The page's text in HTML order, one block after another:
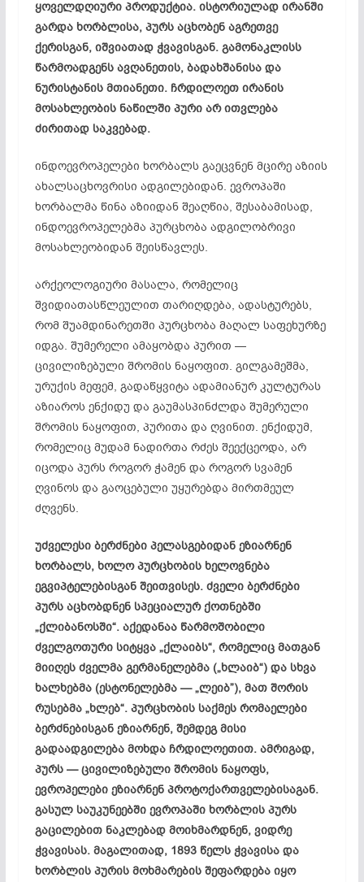
ყოველდღიური პროდუქტია. ისტორიულად ირანში
გარდა ხორბლისა, პურს აცხობენ აგრეთვე
ქერისგან, იშვიათად ჭვავისგან. გამონაკლისს
წარმოადგენს ავღანეთის, ბადახშანისა და
ნურისტანის მთიანეთი. ჩრდილოეთ ირანის
მოსახლეობის ნაწილში პური არ ითვლება
ძირითად საკვებად.
ინდოევროპელები ხორბალს გაეცვნენ მცირე აზიის
ახალსაცხოვრისი ადგილებიდან. ევროპაში
ხორბალმა წინა აზიიდან შეაღწია, შესაბამისად,
ინდოევროპელებმა პურცხობა ადგილობრივი
მოსახლეობიდან შეისწავლეს.
არქეოლოგიური მასალა, რომელიც
შვიდიათასწლეულით თარიღდება, ადასტურებს,
რომ შუამდინარეთში პურცხობა მაღალ საფეხურზე
იდგა. შუმერელი ამაყობდა პურით —
ცივილიზებული შრომის ნაყოფით. გილგამეშმა,
ურუქის მეფემ, გადაწყვიტა ადამიანურ კულტურას
აზიაროს ენქიდუ და გაუმასპინძლდა შუმერული
შრომის ნაყოფით, პურითა და ღვინით. ენქიდუმ,
რომელიც მუდამ ნადირთა რძეს შეექცეოდა, არ
იცოდა პურს როგორ ჭამენ და როგორ სვამენ
ღვინოს და გაოცებული უყურებდა მირთმეულ
ძღვენს.
უძველესი ბერძნები პელასგებიდან ეზიარნენ
ხორბალს, ხოლო პურცხობის ხელოვნება
ეგვიპტელებისგან შეითვისეს. ძველი ბერძნები
პურს აცხობდნენ სპეციალურ ქოთნებში
„ქლიბანოსში“. აქედანაა წარმოშობილი
ძველგოთური სიტყვა „ქლაიბს“, რომელიც მათგან
მიიღეს ძველმა გერმანელებმა („ხლაიბ“) და სხვა
ხალხებმა (ესტონელებმა — „ლეიბ”), მათ შორის
რუსებმა „ხლებ“. პურცხობის საქმეს რომაელები
ბერძნებისგან ეზიარნენ, შემდეგ მისი
გადაადგილება მოხდა ჩრდილოეთით. ამრიგად,
პურს — ცივილიზებული შრომის ნაყოფს,
ევროპელები ეზიარნენ პროტოქართველებისაგან.
გასულ საუკუნეებში ევროპაში ხორბლის პურს
გაცილებით ნაკლებად მოიხმარდნენ, ვიდრე
ჭვავისას. მაგალითად, 1893 წელს ჭვავისა და
ხორბლის პურის მოხმარების შეფარდება იყო